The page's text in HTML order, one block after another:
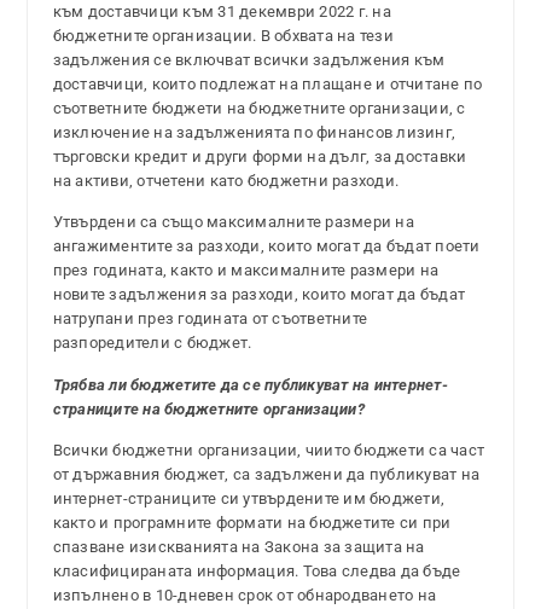
към доставчици към 31 декември 2022 г. на
бюджетните организации. В обхвата на тези
задължения се включват всички задължения към
доставчици, които подлежат на плащане и отчитане по
съответните бюджети на бюджетните организации, с
изключение на задълженията по финансов лизинг,
търговски кредит и други форми на дълг, за доставки
на активи, отчетени като бюджетни разходи.
Утвърдени са също максималните размери на
ангажиментите за разходи, които могат да бъдат поети
през годината, както и максималните размери на
новите задължения за разходи, които могат да бъдат
натрупани през годината от съответните
разпоредители с бюджет.
Трябва ли бюджетите да се публикуват на интернет-
страниците на бюджетните организации?
Всички бюджетни организации, чиито бюджети са част
от държавния бюджет, са задължени да публикуват на
интернет-страниците си утвърдените им бюджети,
както и програмните формати на бюджетите си при
спазване изискванията на Закона за защита на
класифицираната информация. Това следва да бъде
изпълнено в 10-дневен срок от обнародването на